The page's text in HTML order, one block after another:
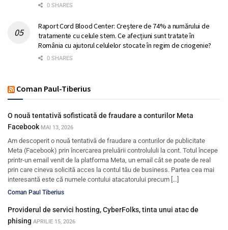
0 SHARES
Raport Cord Blood Center: Creștere de 74% a numărului de
tratamente cu celule stem. Ce afecțiuni sunt tratate în
România cu ajutorul celulelor stocate în regim de criogenie?
0 SHARES
Coman Paul-Tiberius
O nouă tentativă sofisticată de fraudare a conturilor Meta
Facebook MAI 13, 2026
Am descoperit o nouă tentativă de fraudare a conturilor de publicitate
Meta (Facebook) prin încercarea preluării controlululi la cont. Totul începe
printr-un email venit de la platforma Meta, un email cât se poate de real
prin care cineva solicită acces la contul tău de business. Partea cea mai
interesantă este că numele contului atacatorului precum […]
Coman Paul Tiberius
Providerul de servici hosting, CyberFolks, tinta unui atac de
phising APRILIE 15, 2026